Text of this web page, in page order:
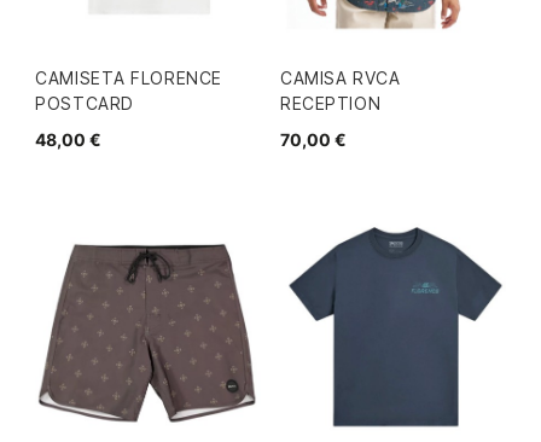
CAMISETA FLORENCE
POSTCARD
48,00 €
CAMISA RVCA
RECEPTION
70,00 €